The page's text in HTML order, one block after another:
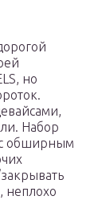
но
Набор
с обширным
неплохо